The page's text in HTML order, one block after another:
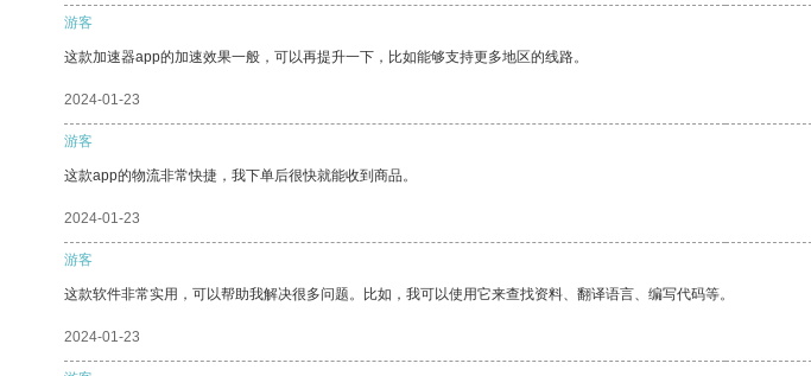
游客
这款加速器app的加速效果一般，可以再提升一下，比如能够支持更多地区的线路。
2024-01-23
游客
这款app的物流非常快捷，我下单后很快就能收到商品。
2024-01-23
游客
这款软件非常实用，可以帮助我解决很多问题。比如，我可以使用它来查找资料、翻译语言、编写代码等。
2024-01-23